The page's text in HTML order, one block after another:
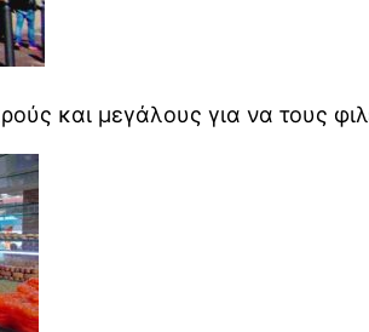
και μεγάλους για να τους